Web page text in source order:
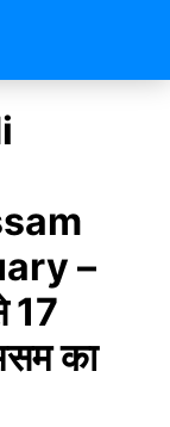
–
17
का